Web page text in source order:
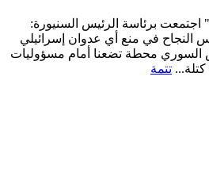
اجتمعت برئاسة الرئيس السنيورة:
النجاح في منع أي عدوان إسرائيلي
محطة تضعنا أمام مسؤوليات
تتمة